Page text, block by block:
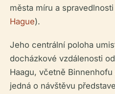
města míru a spravedlnosti
Hague).
Jeho centrální poloha
docházkové vzdálenosti
Haagu, včetně
jedná o návštěvu